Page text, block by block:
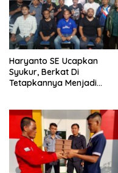
Haryanto SE Ucapkan
Syukur, Berkat Di
Tetapkannya Menjadi